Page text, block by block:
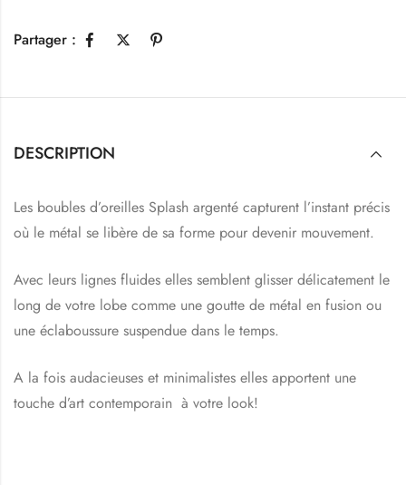
Partager :
DESCRIPTION
Les boubles d’oreilles Splash argenté capturent l’instant précis
où le métal se libère de sa forme pour devenir mouvement.
Avec leurs lignes fluides elles semblent glisser délicatement le
long de votre lobe comme une goutte de métal en fusion ou
une éclaboussure suspendue dans le temps.
A la fois audacieuses et minimalistes elles apportent une
touche d’art contemporain à votre look!